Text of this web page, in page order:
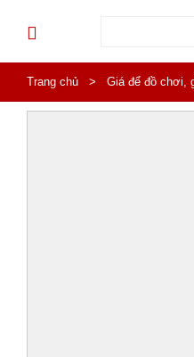
Trang chủ > Giá để đồ chơi,